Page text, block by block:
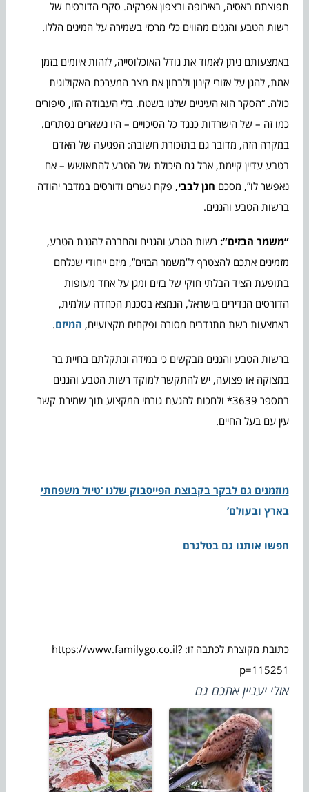
תפוצתם באסיה, באירופה ובצפון אפרקיה. סקרי הדורסים של
רשות הטבע והגנים מהווים כלי מרכזי בשמירה על המינים הללו.
באמצעותם ניתן לאמוד את גודל האוכלוסייה, לזהות איומים בזמן
אמת, להגן על אזורי קינון ולבחון את מצב המערכת האקולוגית
כולה. “הסקר הוא העיניים שלנו בשטח. בלי העבודה הזו, סיפורים
כמו זה – של הישרדות כנגד כל הסיכויים – היו נשארים נסתרים.
במקרה הזה, מדובר גם בתזכורת חשובה: הפגיעה של האדם
בטבע עדיין קיימת, אבל גם היכולת של הטבע להתאושש – אם
נאפשר לו”, מסכם חנן לבבי, פקח נשרים ודורסים במדבר יהודה
ברשות הטבע והגנים.
“משמר הבזים”: רשות הטבע והגנים והחברה להגנת הטבע,
מזמינים אתכם להצטרף ל”משמר הבזים”, מיזם ייחודי שנלחם
בתופעת הציד הבלתי חוקי של בזים ומגן על אחד מעופות
הדורסים הנדירים בישראל, הנמצא בסכנת הכחדה עולמית,
באמצעות רשת מתנדבים מסורה ופקחים מקצועיים, המיזם.
ברשות הטבע והגנים מבקשים כי במידה ונתקלתם בחיית בר
במצוקה או פצועה, יש להתקשר למוקד רשות הטבע והגנים
במספר 3639* ולחכות להגעת גורמי המקצוע תוך שמירת קשר
עין עם בעל החיים.
מוזמנים גם לבקר בקבוצת הפייסבוק שלנו ‘טיול משפחתי
בארץ ובעולם’
חפשו אותנו גם בטלגרם
כתובת מקוצרת לכתבה זו: https://www.familygo.co.il?
p=115251
אולי יעניין אתכם גם